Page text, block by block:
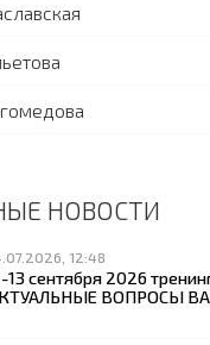
НОВОСТИ
12:48
13 сентября 2026
ВОПРОСЫ